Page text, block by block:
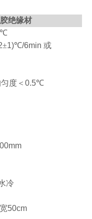
绝缘材
℃
±1)℃/6min 或
度＜ 0.5℃
冷
宽50cm